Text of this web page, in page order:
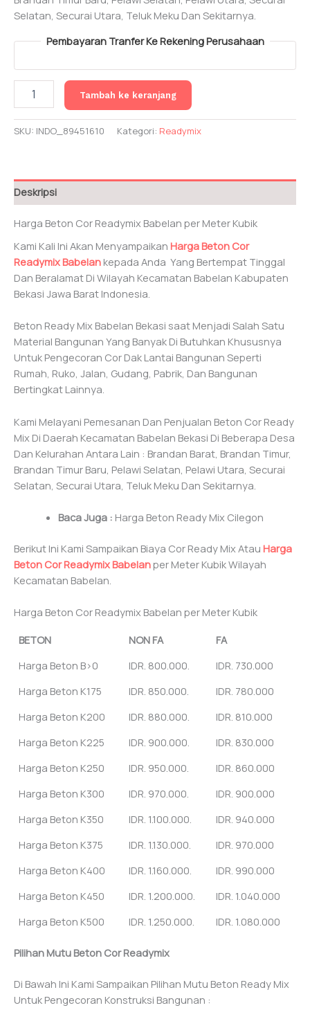
Selatan, Securai Utara, Teluk Meku Dan Sekitarnya.
Pembayaran Tranfer Ke Rekening Perusahaan
Harga
Cor
Tambah ke keranjang
SKU: INDO_89451610 Kategori: Readymix
Deskripsi
Harga Beton Cor Readymix Babelan per Meter Kubik
Kami Kali Ini Akan Menyampaikan Harga Beton Cor
Readymix Babelan kepada Anda Yang Bertempat Tinggal
Dan Beralamat Di Wilayah Kecamatan Babelan Kabupaten
Bekasi Jawa Barat Indonesia.
Beton Ready Mix Babelan Bekasi saat Menjadi Salah Satu
Material Bangunan Yang Banyak Di Butuhkan Khususnya
Untuk Pengecoran Cor Dak Lantai Bangunan Seperti
Rumah, Ruko, Jalan, Gudang, Pabrik, Dan Bangunan
Bertingkat Lainnya.
Kami Melayani Pemesanan Dan Penjualan Beton Cor Ready
Mix Di Daerah Kecamatan Babelan Bekasi Di Beberapa Desa
Dan Kelurahan Antara Lain : Brandan Barat, Brandan Timur,
Brandan Timur Baru, Pelawi Selatan, Pelawi Utara, Securai
Selatan, Securai Utara, Teluk Meku Dan Sekitarnya.
Baca Juga : Harga Beton Ready Mix Cilegon
Berikut Ini Kami Sampaikan Biaya Cor Ready Mix Atau Harga
Beton Cor Readymix Babelanper Meter Kubik Wilayah
Kecamatan Babelan.
Harga Beton Cor Readymix Babelan per Meter Kubik
BETON NON FA
FA
Harga Beton B>0
IDR. 800.000.
IDR. 730.000
Harga Beton K175
IDR. 850.000.
IDR. 780.000
Harga Beton K200
IDR. 880.000.
IDR. 810.000
Harga Beton K225
IDR. 900.000.
IDR. 830.000
Harga Beton K250
IDR. 950.000.
IDR. 860.000
Harga Beton K300
IDR. 970.000.
IDR. 900.000
Harga Beton K350
IDR. 1.100.000.
IDR. 940.000
Harga Beton K375
IDR. 1.130.000.
IDR. 970.000
Harga Beton K400
IDR. 1.160.000.
IDR. 990.000
Harga Beton K450
IDR. 1.200.000.
IDR. 1.040.000
Harga Beton K500
IDR. 1.250.000. IDR. 1.080.000
Pilihan Mutu Beton Cor Readymix
Di Bawah Ini Kami Sampaikan Pilihan Mutu Beton Ready Mix
Untuk Pengecoran Konstruksi Bangunan :